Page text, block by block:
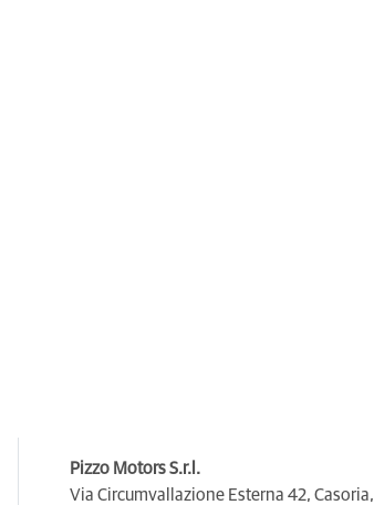
Pizzo Motors S.r.l.
Via Circumvallazione Esterna 42, Casoria,